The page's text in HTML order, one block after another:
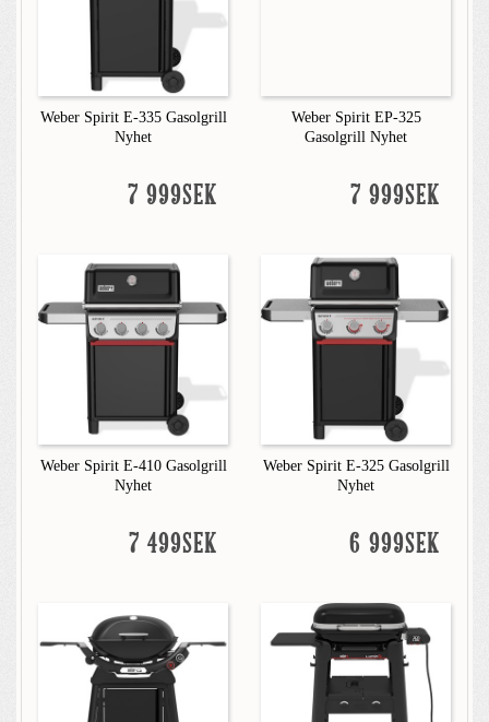
Weber Spirit E-335 Gasolgrill
Nyhet
7 999SEK
Weber Spirit EP-325
Gasolgrill Nyhet
7 999SEK
Weber Spirit E-410 Gasolgrill
Nyhet
7 499SEK
Weber Spirit E-325 Gasolgrill
Nyhet
6 999SEK